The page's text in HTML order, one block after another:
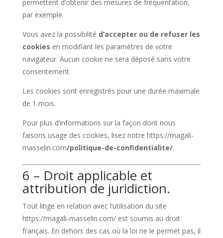
permettent d’obtenir des mesures de fréquentation,
par exemple.
Vous avez la possibilité d’accepter ou de refuser les
cookies en modifiant les paramètres de votre
navigateur. Aucun cookie ne sera déposé sans votre
consentement.
Les cookies sont enregistrés pour une durée maximale
de 1 mois.
Pour plus d’informations sur la façon dont nous
faisons usage des cookies, lisez notre https://magali-
masselin.com/politique-de-confidentialite/.
6 – Droit applicable et
attribution de juridiction.
Tout litige en relation avec l’utilisation du site
https://magali-masselin.com/ est soumis au droit
français. En dehors des cas où la loi ne le permet pas, il